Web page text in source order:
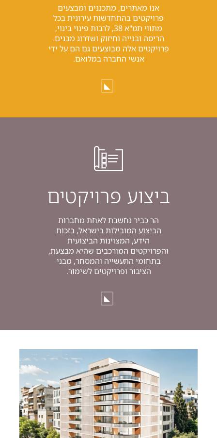
אנו מאתרים, מתכננים ומבצעים
פרויקטים בהתחדשות עירונית בכל
מתווי תמ"א 38, לרבות פינוי בינוי,
הריסה ובנייה וחיזוק ושדרוג מבנים.
פרויקטים אלה מבוצעים גם הם על ידי
אנשי החברה במלואם.
◣
ביצוע פרויקטים
הר כביר נחשבת לאחת מחברות
הביצוע המובילות בישראל, בזכות
הידע, המצוינות הביצועית
והפרויקטים המורכבים שהיא מבצעת,
בתחומי התעשייה והמסחר, מבני
הציבור ופרויקטים לשימור.
◣